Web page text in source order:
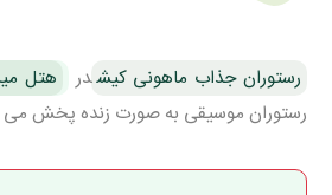
رستوران جذاب ماهونی کیشدر
هتل
رستوران موسیقی به صورت زنده پخش می